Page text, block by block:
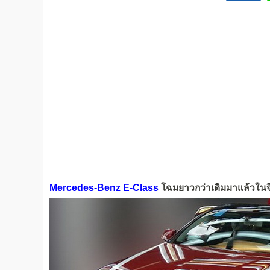
Mercedes-Benz E-Class โฉมยาวกว่าเดิมมาแล้วใน